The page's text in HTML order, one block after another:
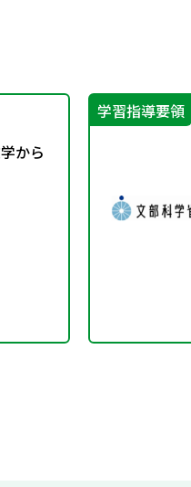
から
学習指導要領